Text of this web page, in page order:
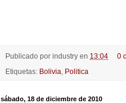
Publicado por industry en 13:04
0
Etiquetas: Bolivia Politica
sábado, 18 de diciembre de 2010